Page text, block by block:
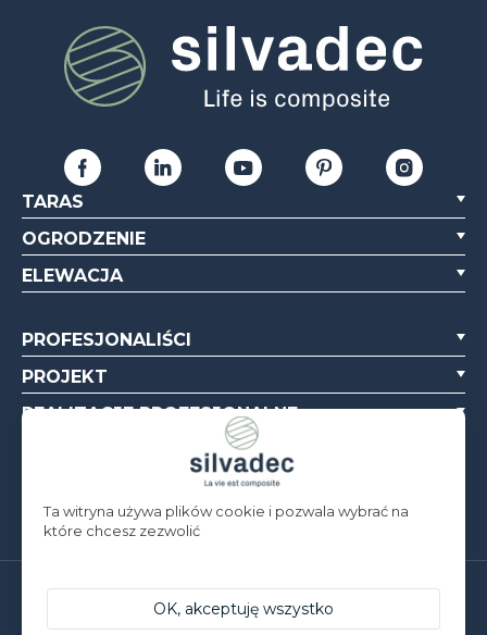
TARAS
OGRODZENIE
ELEWACJA
PROFESJONALIŚCI
PROJEKT
REALIZACJE PROFESJONALNE
Silvadec Deutschland
Ludwig-Erhard-Straße 3
Ta witryna używa plików cookie i pozwala wybrać na
które chcesz zezwolić
OK, akceptuję wszystko